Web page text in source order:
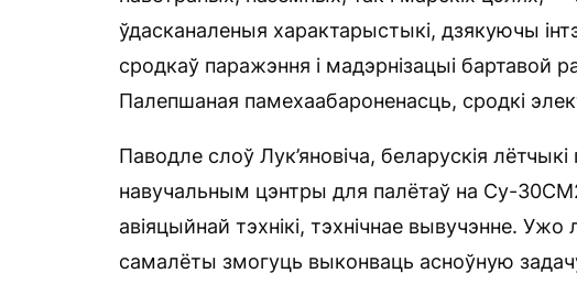
ўдасканаленыя характарыстыкі, дзякуючы
сродкаў паражэння і мадэрнізацыі бартавой
Палепшаная памехаабароненасць, сродкі
Паводле слоў Лук’яновіча, беларускія
навучальным цэнтры для палётаў на Су-
авіяцыйнай тэхнікі, тэхнічнае вывучэнне.
самалёты змогуць выконваць асноўную